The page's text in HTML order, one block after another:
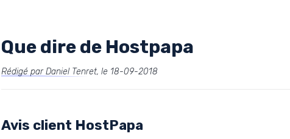
Que dire de Hostpapa
Rédigé par Daniel Tenret, le 18-09-2018
Avis client HostPapa